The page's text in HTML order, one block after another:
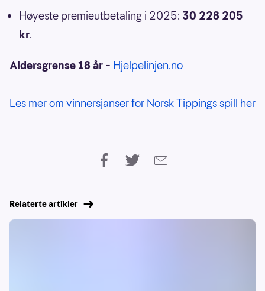
Høyeste premieutbetaling i 2025: 30 228 205
kr.
Aldersgrense 18 år – Hjelpelinjen.no
Les mer om vinnersjanser for Norsk Tippings spill her
Relaterte artikler